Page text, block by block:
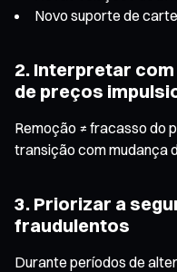
Novo suporte de
2. Interpretar
de preços
Remoção ≠ fracasso do
transição com mudança
3. Priorizar a
fraudulentos
Durante períodos de